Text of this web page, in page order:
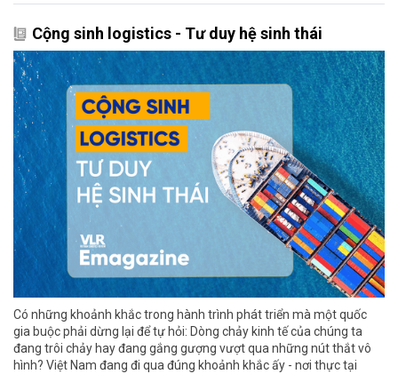
Cộng sinh logistics - Tư duy hệ sinh thái
Có những khoảnh khắc trong hành trình phát triển mà một quốc
gia buộc phải dừng lại để tự hỏi: Dòng chảy kinh tế của chúng ta
đang trôi chảy hay đang gắng gượng vượt qua những nút thắt vô
hình? Việt Nam đang đi qua đúng khoảnh khắc ấy - nơi thực tại